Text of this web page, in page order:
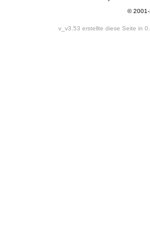
©
v_v3.53 erstellte diese Seite in